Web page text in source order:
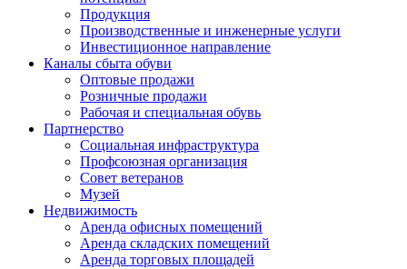
Продукция
Производственные и инженерные услуги
Инвестиционное направление
Каналы сбыта обуви
Оптовые продажи
Розничные продажи
Рабочая и специальная обувь
Партнерство
Социальная инфраструктура
Профсоюзная организация
Совет ветеранов
Музей
Недвижимость
Аренда офисных помещений
Аренда складских помещений
Аренда торговых площадей